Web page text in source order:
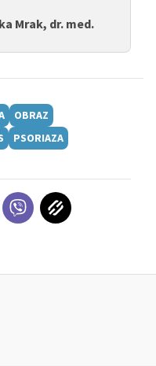
Mrak, dr. med.
OBRAZ
PSORIAZA